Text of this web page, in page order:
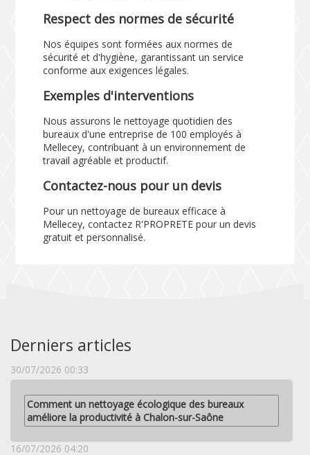
Respect des normes de sécurité
Nos équipes sont formées aux normes de
sécurité et d'hygiène, garantissant un service
conforme aux exigences légales.
Exemples d'interventions
Nous assurons le nettoyage quotidien des
bureaux d'une entreprise de 100 employés à
Mellecey, contribuant à un environnement de
travail agréable et productif.
Contactez-nous pour un devis
Pour un nettoyage de bureaux efficace à
Mellecey, contactez R'PROPRETE pour un devis
gratuit et personnalisé.
Derniers articles
30/07/2026 00:33
Comment un nettoyage écologique des bureaux
améliore la productivité à Chalon-sur-Saône
16/07/2026 04:20